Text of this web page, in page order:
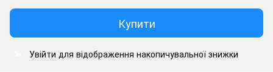
Купити
Увійти для відображення накопичувальної знижки